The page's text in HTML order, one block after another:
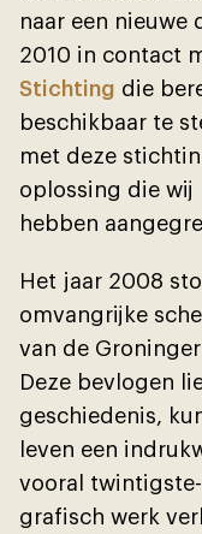
naar een nieuwe
2010 in contact
Stichting die
beschikbaar te
met deze
oplossing die wĳ
hebben
Het jaar 2008
omvangrĳke
van de
Deze bevlogen
geschiedenis,
leven een
vooral
grafisch werk